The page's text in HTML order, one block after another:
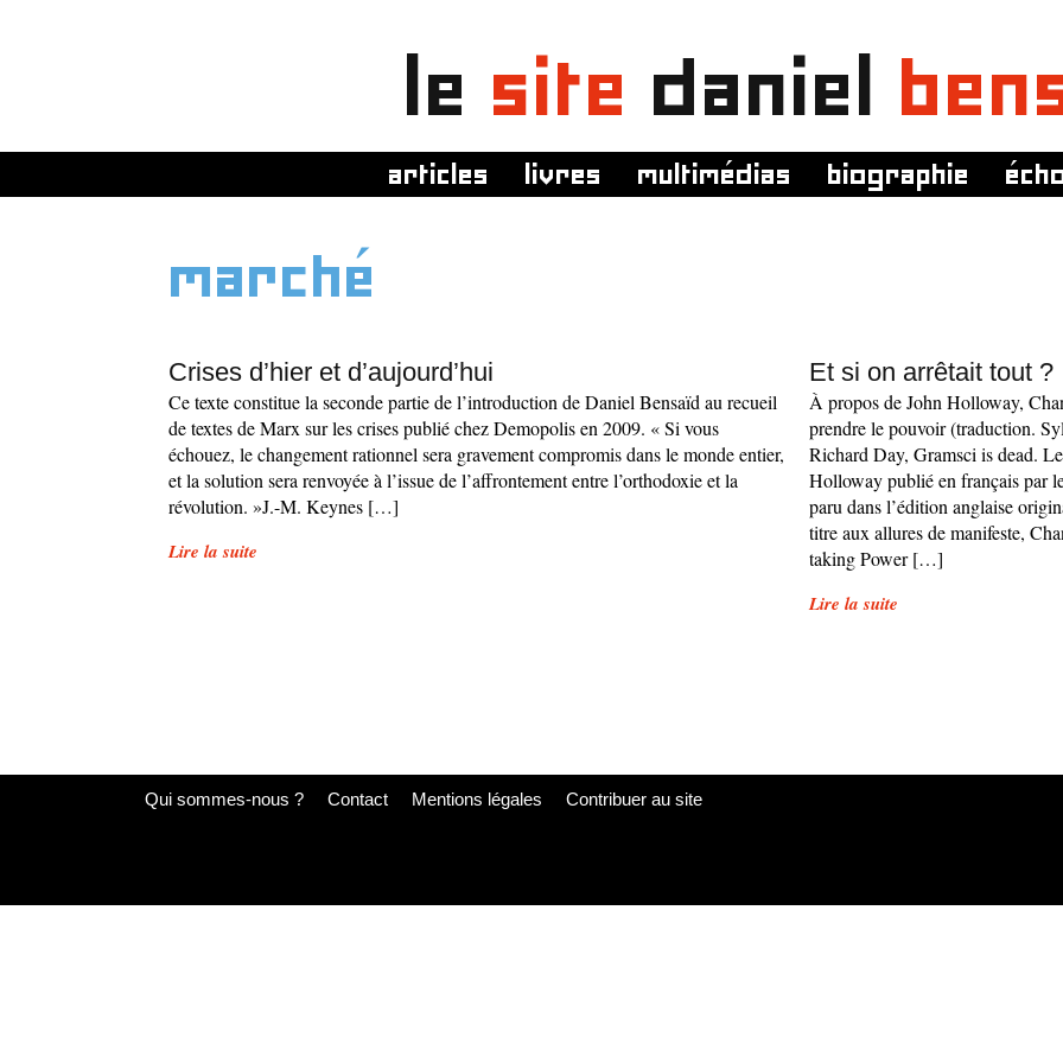
le site daniel
articles livres multimédias biographie
marché
Crises d’hier et d’aujourd’hui
Ce texte constitue la seconde partie de l’introduction de Daniel Bensaïd au recueil
de textes de Marx sur les crises publié chez Demopolis en 2009. « Si vous
échouez, le changement rationnel sera gravement compromis dans le monde entier,
et la solution sera renvoyée à l’issue de l’affrontement entre l’orthodoxie et la
révolution. »J.-M. Keynes […]
Lire la suite
Et si on arrêtait tout ?
À propos de John Holloway,
prendre le pouvoir (traduction.
Richard Day, Gramsci is dead.
Holloway publié en français par
paru dans l’édition anglaise
titre aux allures de manifeste,
taking Power […]
Lire la suite
Qui sommes-nous ? Contact Mentions légales Contribuer au site